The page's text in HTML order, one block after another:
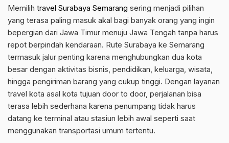
Memilih travel Surabaya Semarang sering menjadi pilihan
yang terasa paling masuk akal bagi banyak orang yang ingin
bepergian dari Jawa Timur menuju Jawa Tengah tanpa harus
repot berpindah kendaraan. Rute Surabaya ke Semarang
termasuk jalur penting karena menghubungkan dua kota
besar dengan aktivitas bisnis, pendidikan, keluarga, wisata,
hingga pengiriman barang yang cukup tinggi. Dengan layanan
travel kota asal kota tujuan door to door, perjalanan bisa
terasa lebih sederhana karena penumpang tidak harus
datang ke terminal atau stasiun lebih awal seperti saat
menggunakan transportasi umum tertentu.